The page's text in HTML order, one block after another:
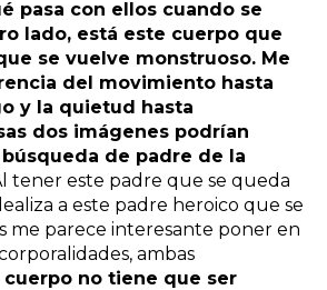
pasa con ellos cuando se
lado, está este cuerpo que
se vuelve monstruoso. Me
del movimiento hasta
y la quietud hasta
dos imágenes podrían
de padre de la
tener este padre que se queda
a este padre heroico que se
me parece interesante poner en
ambas
cuerpo no tiene que ser